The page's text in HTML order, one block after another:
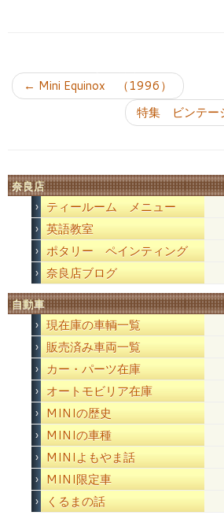
← Mini Equinox （1996）
特集 ビンテー
奈良店
ティールーム メニュー
英語教室
ポタリー ペインティング
奈良店ブログ
自動車
現在庫の車輌一覧
販売済み車両一覧
カー・パーツ在庫
オートモビリア在庫
MINIの歴史
MINIの車種
MINIよもやま話
MINI限定車
くるまの話